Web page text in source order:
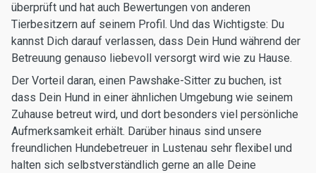
überprüft und hat auch Bewertungen von anderen
Tierbesitzern auf seinem Profil. Und das Wichtigste: Du
kannst Dich darauf verlassen, dass Dein Hund während der
Betreuung genauso liebevoll versorgt wird wie zu Hause.
Der Vorteil daran, einen Pawshake-Sitter zu buchen, ist
dass Dein Hund in einer ähnlichen Umgebung wie seinem
Zuhause betreut wird, und dort besonders viel persönliche
Aufmerksamkeit erhält. Darüber hinaus sind unsere
freundlichen Hundebetreuer in Lustenau sehr flexibel und
halten sich selbstverständlich gerne an alle Deine